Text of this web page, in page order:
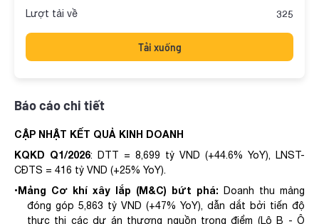
Lượt tải về 325
Tải xuống
Báo cáo chi tiết
CẬP NHẬT KẾT QUẢ KINH DOANH
KQKD Q1/2026: DTT = 8,699 tỷ VND (+44.6% YoY), LNST-
CĐTS = 416 tỷ VND (+25% YoY).
•Mảng Cơ khí xây lắp (M&C) bứt phá: Doanh thu mảng
đóng góp 5,863 tỷ VND (+47% YoY), dẫn dắt bởi tiến độ
thực thi các dự án thượng nguồn trọng điểm (Lô B - Ô